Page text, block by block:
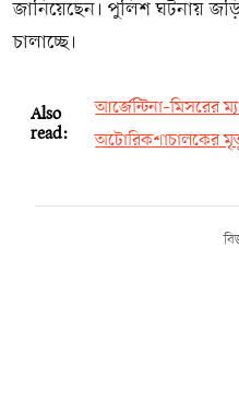
জানিয়েছেন। পুলিশ ঘটনায়
চালাচ্ছে।
Also
read:
আর্জেন্টিনা–মিসরের
অটোরিকশাচালকের